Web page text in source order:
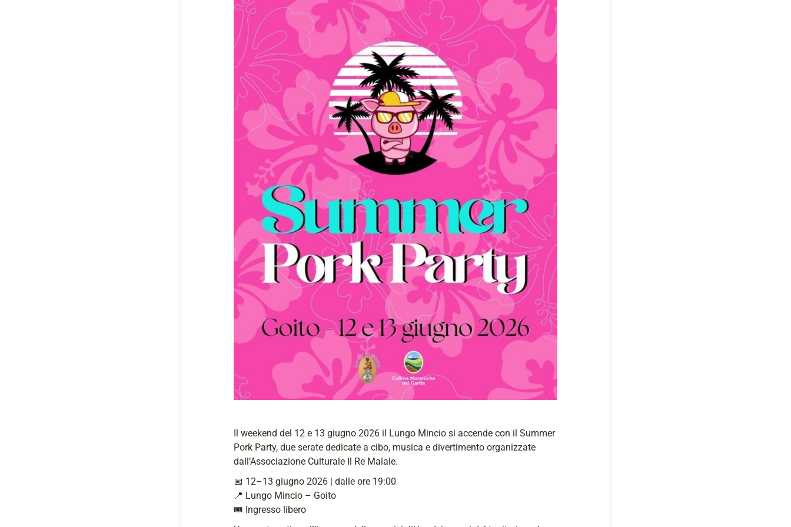
Il weekend del 12 e 13 giugno 2026 il Lungo Mincio si accende con il Summer
Pork Party, due serate dedicate a cibo, musica e divertimento organizzate
dall’Associazione Culturale Il Re Maiale.
📅 12–13 giugno 2026 | dalle ore 19:00
📍 Lungo Mincio – Goito
🎟️ Ingresso libero